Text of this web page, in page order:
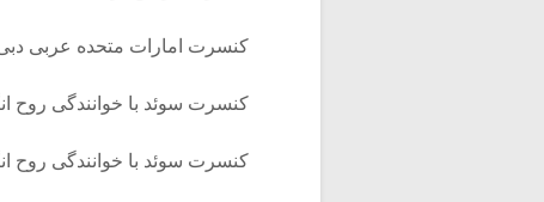
کنسرت امارات متحده عربی دبی
کنسرت سوئد با خوانندگی روح انگیز
کنسرت سوئد با خوانندگی روح انگیز